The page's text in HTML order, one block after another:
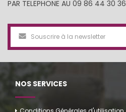
PAR TELEPHONE AU 09 86 44 30 36
NOS SERVICES